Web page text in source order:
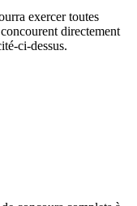
exercer toutes
directement
ci-dessus.